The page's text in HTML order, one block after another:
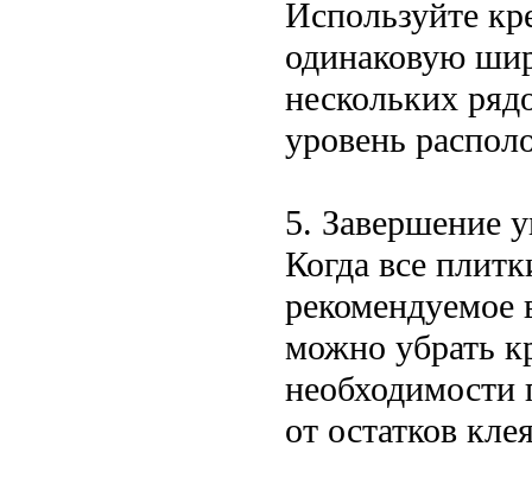
Используйте
одинаковую
нескольких
уровень
5. Завершение
Когда все
рекомендуемое
можно убрать
необходимости
от остатков